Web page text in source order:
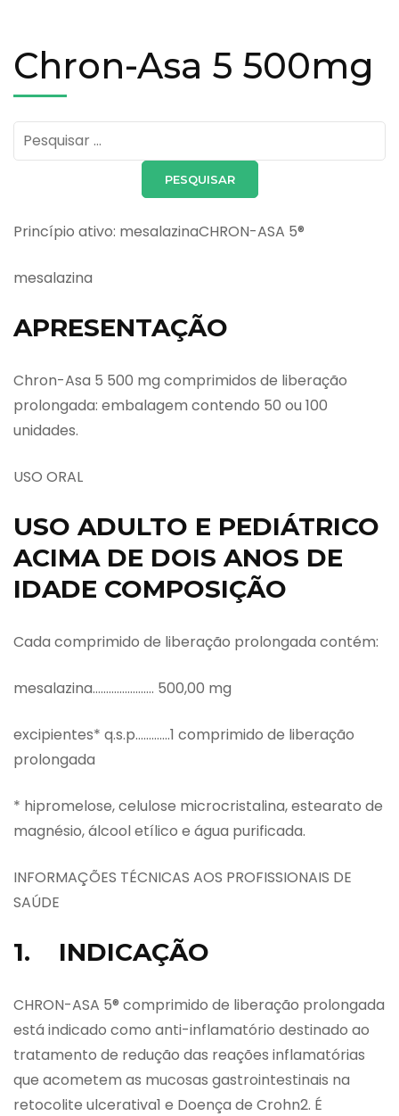
Chron-Asa 5 500mg
Pesquisar
por:
Princípio ativo: mesalazinaCHRON-ASA 5®
mesalazina
APRESENTAÇÃO
Chron-Asa 5 500 mg comprimidos de liberação
prolongada: embalagem contendo 50 ou 100
unidades.
USO ORAL
USO ADULTO E PEDIÁTRICO
ACIMA DE DOIS ANOS DE
IDADE COMPOSIÇÃO
Cada comprimido de liberação prolongada contém:
mesalazina………………….. 500,00 mg
excipientes* q.s.p………….1 comprimido de liberação
prolongada
* hipromelose, celulose microcristalina, estearato de
magnésio, álcool etílico e água purificada.
INFORMAÇÕES TÉCNICAS AOS PROFISSIONAIS DE
SAÚDE
1. INDICAÇÃO
CHRON-ASA 5® comprimido de liberação prolongada
está indicado como anti-inflamatório destinado ao
tratamento de redução das reações inflamatórias
que acometem as mucosas gastrointestinais na
retocolite ulcerativa1 e Doença de Crohn2. É